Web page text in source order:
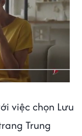
việc chọn Lưu
Trung